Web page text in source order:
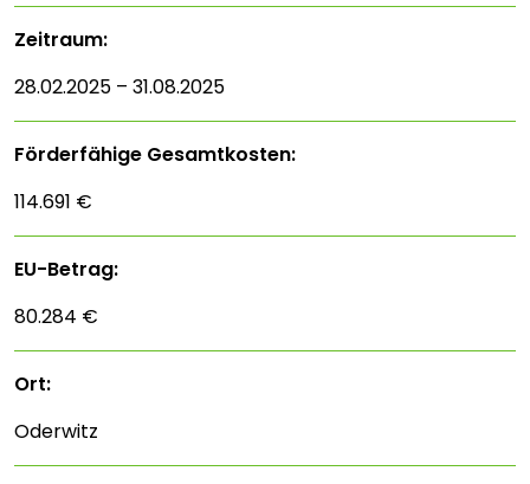
Zeitraum:
28.02.2025 – 31.08.2025
Förderfähige Gesamtkosten:
114.691 €
EU-Betrag:
80.284 €
Ort:
Oderwitz